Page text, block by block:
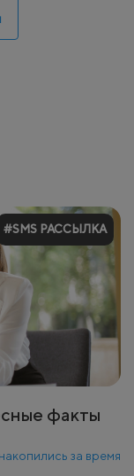
#SMS РАССЫЛКА
факты
за время